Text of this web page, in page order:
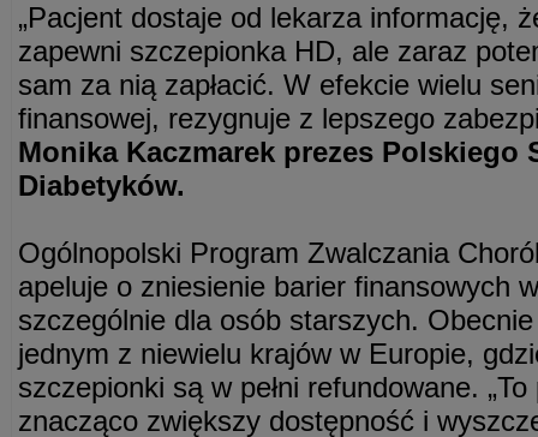
„Pacjent dostaje od lekarza informację,
zapewni szczepionka HD, ale zaraz
sam za nią zapłacić. W efekcie wielu
finansowej, rezygnuje z lepszego
Monika Kaczmarek prezes Polskiego
Diabetyków.
Ogólnopolski Program Zwalczania
apeluje o zniesienie barier finansowych
szczególnie dla osób starszych.
jednym z niewielu krajów w Europie,
szczepionki są w pełni refundowane.
znacząco zwiększy dostępność i